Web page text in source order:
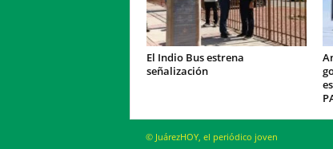
El Indio Bus estrena
señalización
© JuárezHOY, el periódico joven